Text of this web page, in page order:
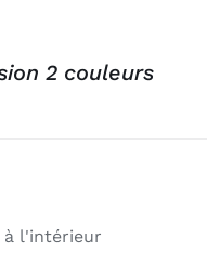
2 couleurs
à l'intérieur